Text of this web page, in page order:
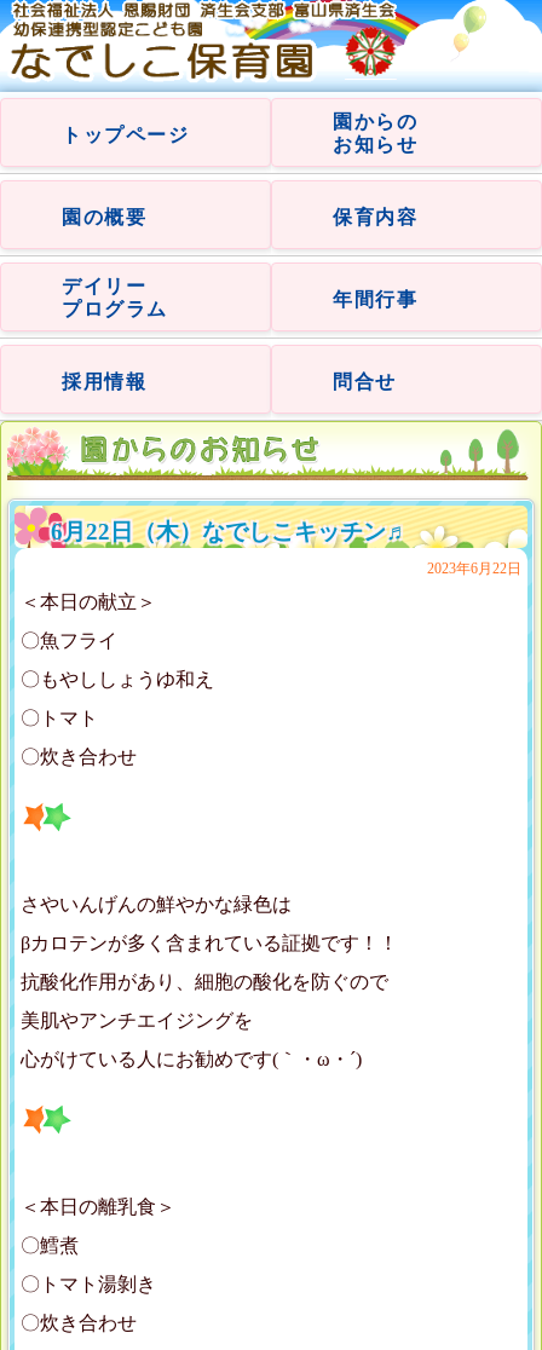
トップページ
園からの
お知らせ
園の概要 保育内容
デイリー
プログラム
年間行事
採用情報 問合せ
6月22日（木）なでしこキッチン♬
2023年6月22日
＜本日の献立＞
〇魚フライ
〇もやししょうゆ和え
〇トマト
〇炊き合わせ
さやいんげんの鮮やかな緑色は
βカロテンが多く含まれている証拠です！！
抗酸化作用があり、細胞の酸化を防ぐので
美肌やアンチエイジングを
心がけている人にお勧めです(｀・ω・´)
＜本日の離乳食＞
〇鱈煮
〇トマト湯剝き
〇炊き合わせ